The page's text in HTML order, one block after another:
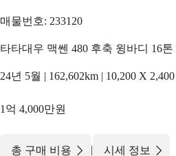
매물번호: 233120
타타대우 맥쎈 480 후축 윙바디 16톤
24년 5월 | 162,602km | 10,200 X
1억 4,000만원
총 구매 비용 | 시세 정보